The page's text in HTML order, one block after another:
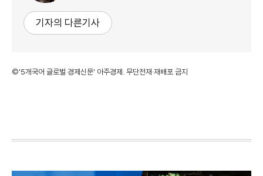
기자의 다른기사
©'5개국어 글로벌 경제신문' 아주경제. 무단전재·재배포 금지